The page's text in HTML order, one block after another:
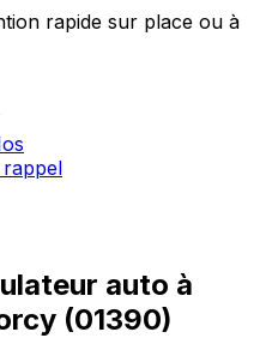
rapide sur place ou à
rappel
auto à
(01390)